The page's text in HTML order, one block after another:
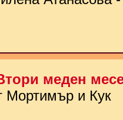
меден
Мортимър и Кук